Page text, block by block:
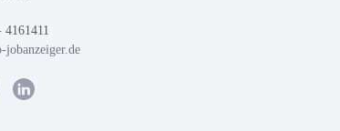
4161411
jobanzeiger.de